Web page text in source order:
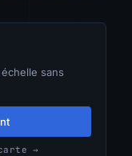
sans
→